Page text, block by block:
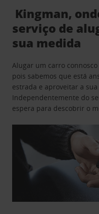
Kingman,
serviço de
sua medida
Alugar um carro
pois sabemos que está
estrada e aproveitar a
Independentemente do
espera para descobrir o